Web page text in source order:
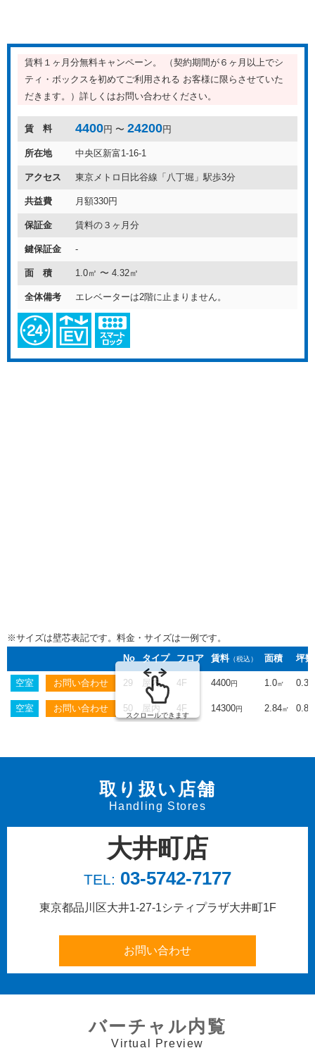
賃料１ヶ月分無料キャンペーン。 （契約期間が６ヶ月以上でシ
ティ・ボックスを初めてご利用される お客様に限らさせていた
だきます。）詳しくはお問い合わせください。
賃 料 4400円 〜 24200円
所在地 中央区新富1-16-1
アクセス 東京メトロ日比谷線「八丁堀」駅歩3分
共益費 月額330円
保証金 賃料の３ヶ月分
鍵保証金 -
面 積 1.0㎡ 〜 4.32㎡
全体備考 エレベーターは2階に止まりません。
※サイズは壁芯表記です。料金・サイズは一例です。
No
タイプ フロア 賃料（税込） 面積 坪数
空室 29 屋内 4F 4400円 1.0㎡ 0.3
空室 50 屋内 4F 14300円 2.84㎡ 0.86
スクロールできます
取り扱い店舗
Handling Stores
大井町店
TEL: 03-5742-7177
東京都品川区大井1-27-1シティプラザ大井町1F
バーチャル内覧
Virtual Preview